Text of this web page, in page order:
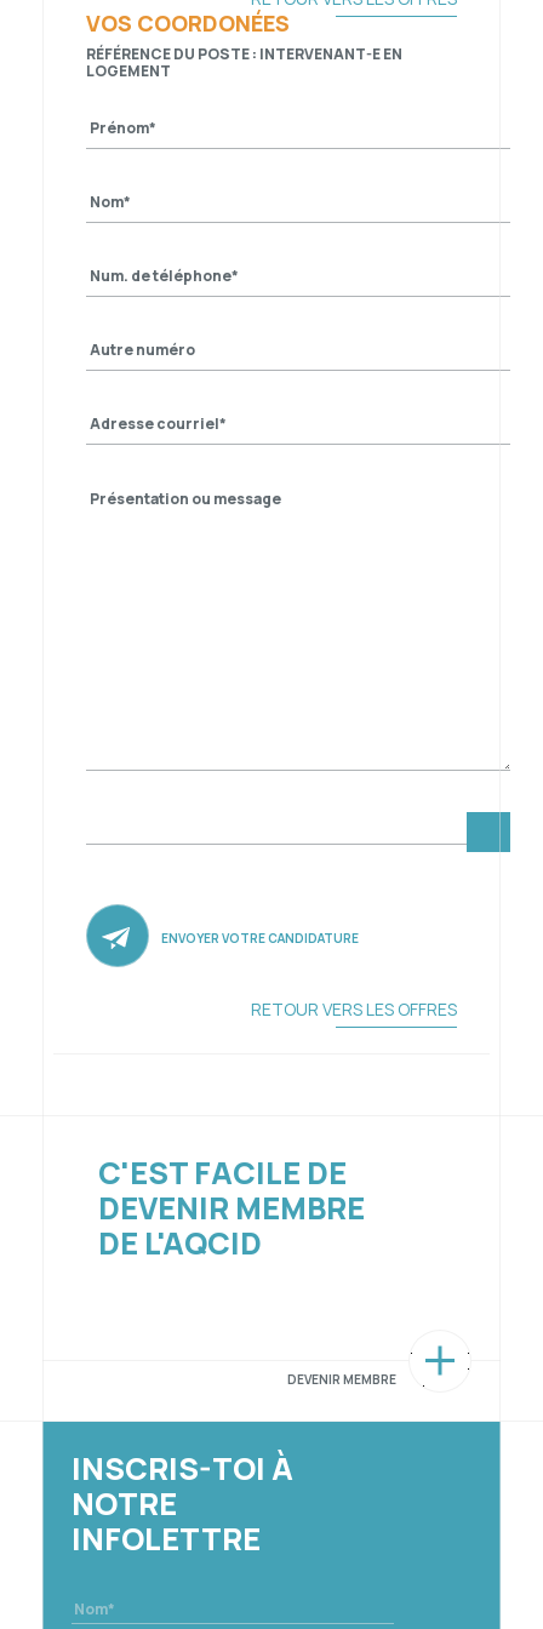
VOS COORDONÉES
RÉFÉRENCE DU POSTE : INTERVENANT-E EN
LOGEMENT
Prénom
Nom
Numéro de téléphone
Autre numéro de téléphone
Adresse courriel
Présentations ou message
ENVOYER VOTRE CANDIDATURE
RETOUR VERS LES OFFRES
C'EST FACILE DE
DEVENIR MEMBRE
DE L'AQCID
DEVENIR MEMBRE
INSCRIS-TOI À
NOTRE
INFOLETTRE